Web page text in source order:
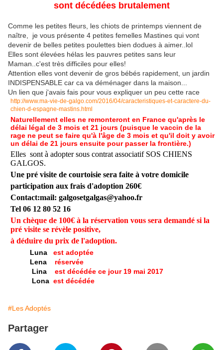
sont décédées brutalement
Comme les petites fleurs, les chiots de printemps viennent de
naître, je vous présente 4 petites femelles Mastines qui vont
devenir de belles petites poulettes bien dodues à aimer..lol
Elles sont élevées hélas les pauvres petites sans leur
Maman..c'est très difficiles pour elles!
Attention elles vont devenir de gros bébés rapidement, un jardin
INDISPENSABLE car ca va déménager dans la maison...
Un lien que j'avais fais pour vous expliquer un peu cette race
http://www.ma-vie-de-galgo.com/2016/04/caracteristiques-et-caractere-du-
chien-d-espagne-mastins.html
Naturellement elles ne remonteront en France qu'après le
délai légal de 3 mois et 21 jours (puisque le vaccin de la
rage ne peut se faire qu'à l'âge de 3 mois et qu'il doit y avoir
un délai de 21 jours ensuite pour passer la frontière.)
Elles sont à adopter sous contrat associatif SOS CHIENS
GALGOS.
Une pré visite de courtoisie sera faite à votre domicile
participation aux frais d'adoption 260€
Contact:mail: galgosetgalgas@yahoo.fr
Tel 06 12 80 52 16
Un chèque de 100€ à la réservation vous sera demandé si la
pré visite se révèle positive,
à déduire du prix de l'adoption.
Luna est adoptée
Lena
réservée
Lina est décédée ce jour 19 mai 2017
Lona est décédée
#Les Adoptés
Partager